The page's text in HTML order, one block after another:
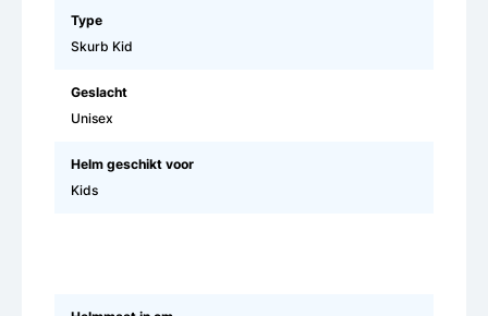
Type
Skurb Kid
Geslacht
Unisex
Helm geschikt voor
Kids